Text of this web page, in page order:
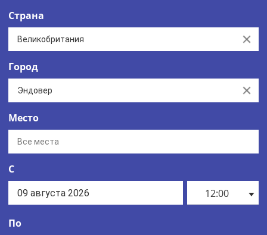
Страна
Clear
Город
Clear
Место
С
12:00
По